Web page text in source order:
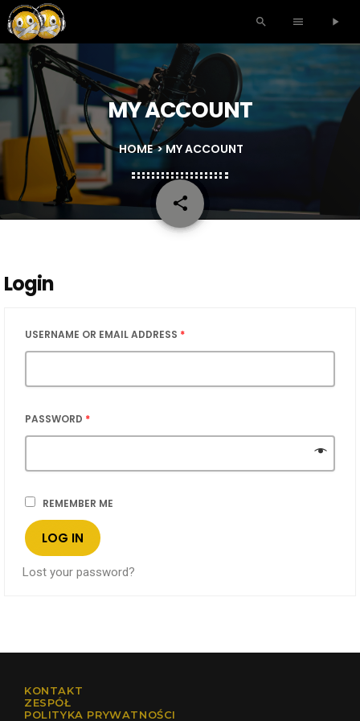
search menu play_arrow
MY ACCOUNT
HOME> MY ACCOUNT
share
email
Login
USERNAME OR EMAIL ADDRESS *
PASSWORD *
REMEMBER ME
LOG IN
Lost your password?
KONTAKT
ZESPÓŁ
POLITYKA PRYWATNOŚCI